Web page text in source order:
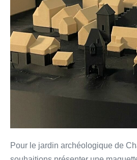
Pour le jardin archéologique de